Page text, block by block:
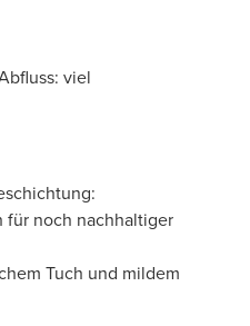
viel
noch nachhaltiger
Tuch und mildem